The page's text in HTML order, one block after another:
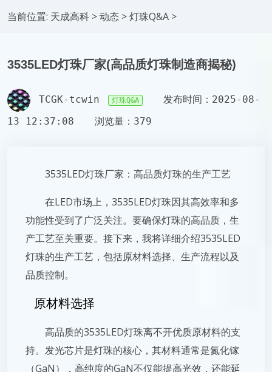
当前位置: 天成高科 >动态 >灯珠Q&A >
3535LED灯珠厂家(高品质灯珠制造商揭秘)
TCGK-tcwin 灯珠Q&A
发布时间：2025-08-
13 12:37:08
浏览量：379
3535LED灯珠厂家：高品质灯珠的生产工艺
在LED市场上，3535LED灯珠因其高效率和多
功能性受到了广泛关注。要确保灯珠的高品质，生
产工艺至关重要。接下来，我将详细介绍3535LED
灯珠的生产工艺，包括原材料选择、生产流程以及
品质控制。
原材料选择
高品质的3535LED灯珠离不开优质原材料的支
持。发光芯片是灯珠的核心，其材料通常是氮化镓
（GaN），高纯度的GaN不仅能提高光效，还能延